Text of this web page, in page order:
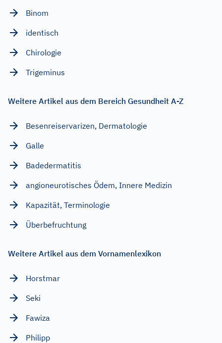
Binom
identisch
Chirologie
Trigeminus
Weitere Artikel aus dem Bereich Gesundheit A-Z
Besenreiservarizen, Dermatologie
Galle
Badedermatitis
angioneurotisches Ödem, Innere Medizin
Kapazität, Terminologie
Überbefruchtung
Weitere Artikel aus dem Vornamenlexikon
Horstmar
Seki
Fawiza
Philipp